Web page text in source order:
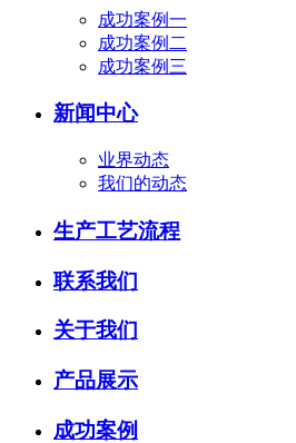
成功案例一
成功案例二
成功案例三
新闻中心
业界动态
我们的动态
生产工艺流程
联系我们
关于我们
产品展示
成功案例